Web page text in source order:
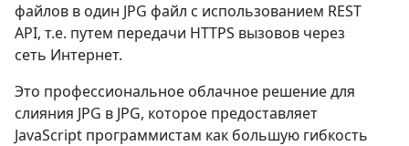
файлов в один JPG файл с использованием REST
API, т.е. путем передачи HTTPS вызовов через
сеть Интернет.
Это профессиональное облачное решение для
слияния JPG в JPG, которое предоставляет
JavaScript программистам как большую гибкость